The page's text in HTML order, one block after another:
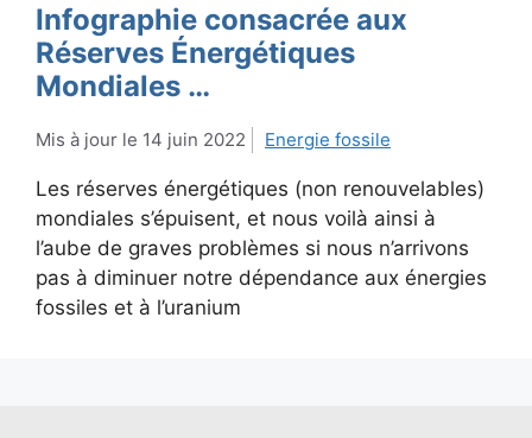
Infographie consacrée aux
Réserves Énergétiques
Mondiales …
14 juin 2022 Energie fossile
Les réserves énergétiques (non renouvelables)
mondiales s’épuisent, et nous voilà ainsi à
l’aube de graves problèmes si nous n’arrivons
pas à diminuer notre dépendance aux énergies
fossiles et à l’uranium